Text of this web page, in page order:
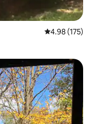
レビュー175
4.98 (175)